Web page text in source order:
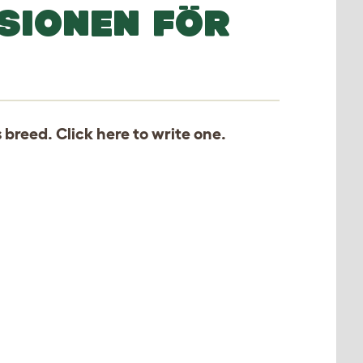
FÖR
breed. Click hereto write one.